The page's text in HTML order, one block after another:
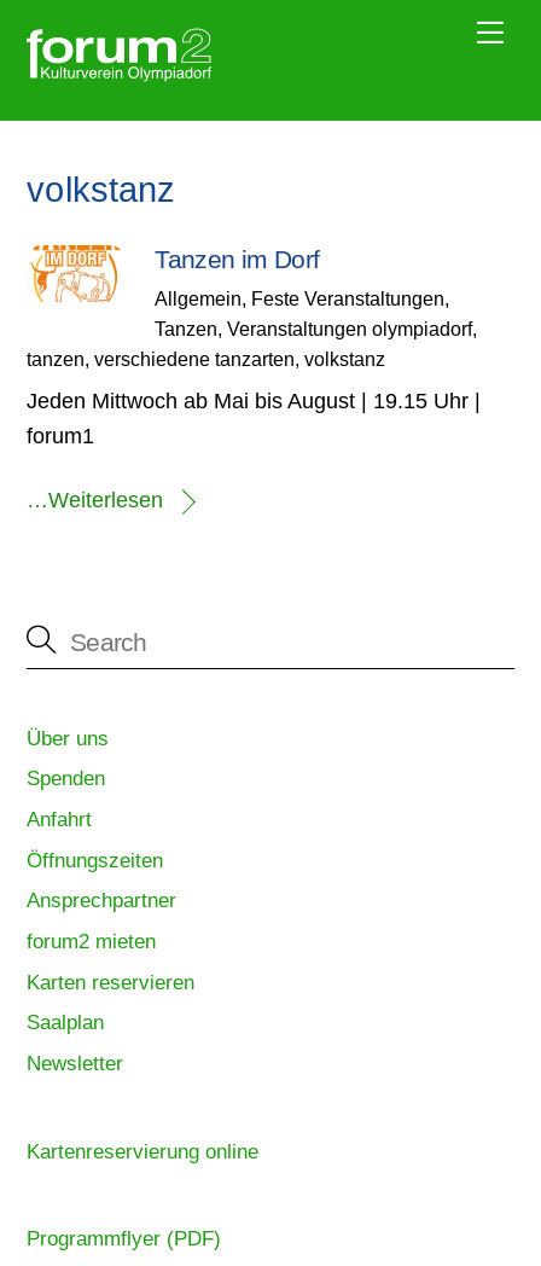
content
volkstanz
Tanzen im Dorf
Allgemein, Feste Veranstaltungen,
Tanzen,Veranstaltungen olympiadorf,
tanzen,verschiedene tanzarten,volkstanz
Jeden Mittwoch ab Mai bis August | 19.15 Uhr |
forum1
…Weiterlesen
Über uns
Spenden
Anfahrt
Öffnungszeiten
Ansprechpartner
forum2 mieten
Karten reservieren
Saalplan
Newsletter
Kartenreservierung online
Programmflyer (PDF)